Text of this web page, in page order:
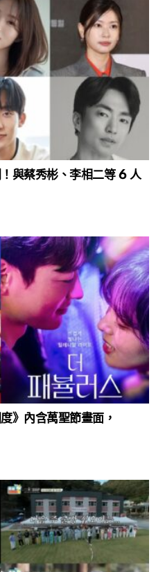
與蔡秀彬、李相二等 6 人
》內含萬聖節畫面，